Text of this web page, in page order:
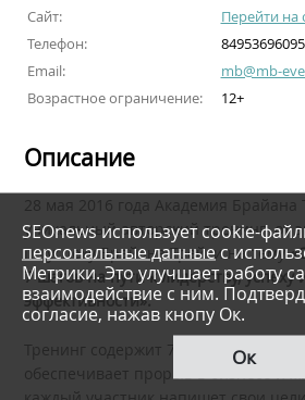
Сайт:
Перейти на
Телефон:
84953696095
Email:
mb@mb-
Возрастное ограничение:
12+
Описание
28 мая 2016 года Академия Брайана
уникальный авторский тренинг от
по успеху Брайана Трейси на тему
7 шагов на пути к лидерству, успеху
эффективности».
Тренинг содержит 7 навыков,
обеспечивает прорыв в бизнесе и
SEOnews использует cookie-
персональные данныес
Метрики. Это улучшает работу
взаимодействие с ним.
согласие, нажав кнопу Ок.
Ок